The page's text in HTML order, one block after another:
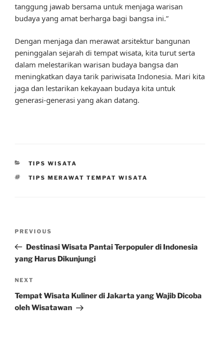
tanggung jawab bersama untuk menjaga warisan
budaya yang amat berharga bagi bangsa ini.”
Dengan menjaga dan merawat arsitektur bangunan
peninggalan sejarah di tempat wisata, kita turut serta
dalam melestarikan warisan budaya bangsa dan
meningkatkan daya tarik pariwisata Indonesia. Mari kita
jaga dan lestarikan kekayaan budaya kita untuk
generasi-generasi yang akan datang.
CATEGORIES
TIPS WISATA
TAGS
TIPS MERAWAT TEMPAT WISATA
Previous
Post
PREVIOUS
Destinasi Wisata Pantai Terpopuler di Indonesia
yang Harus Dikunjungi
Next
Post
NEXT
Tempat Wisata Kuliner di Jakarta yang Wajib Dicoba
oleh Wisatawan